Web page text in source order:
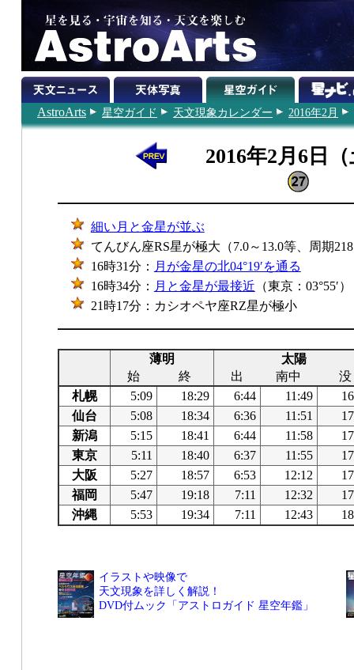
AstroArts 星空ガイド 天文現象カレンダー 2016年2月
2016年2月6日
細い月と金星が並ぶ
てんびん座RS星が極大（7.0～13.0等、周期
16時31分： 月が金星の北04°19′を通る
16時34分： 月と金星が最接近 （東京：03°55′）
21時17分：カシオペヤ座RZ星が極小
薄明
太陽
始
終 出 南中
没
札幌
5:09 18:29 6:44 11:49
仙台
5:08 18:34 6:36 11:51
新潟
5:15 18:41 6:44 11:58
東京
5:11 18:40 6:37 11:55
大阪
5:27 18:57 6:53 12:12
福岡
5:47 19:18 7:11 12:32
沖縄
5:53 19:34 7:11 12:43
イラストや映像で
天文現象を詳しく解説！
DVD付ムック「アストロガイド 星空年鑑」